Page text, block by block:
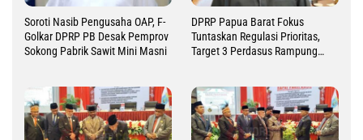
Soroti Nasib Pengusaha OAP, F-
Golkar DPRP PB Desak Pemprov
Sokong Pabrik Sawit Mini Masni
DPRP Papua Barat Fokus
Tuntaskan Regulasi Prioritas,
Target 3 Perdasus Rampung